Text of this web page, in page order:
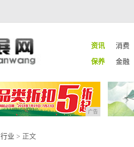
资讯 消费
保养
金融
广告
行业 > 正文